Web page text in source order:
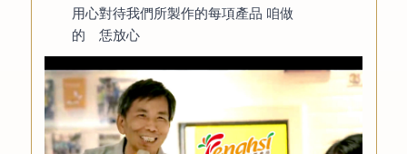
用心對待我們所製作的每項產品 咱做
的 恁放心